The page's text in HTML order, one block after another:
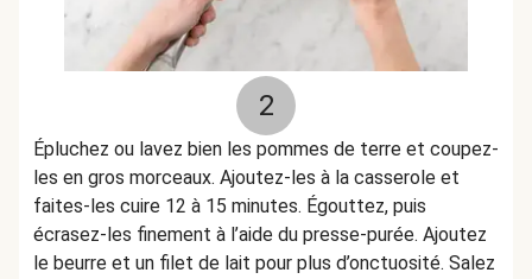
2
Épluchez ou lavez bien les pommes de terre et coupez-
les en gros morceaux. Ajoutez-les à la casserole et
faites-les cuire 12 à 15 minutes. Égouttez, puis
écrasez-les finement à l’aide du presse-purée. Ajoutez
le beurre et un filet de lait pour plus d’onctuosité. Salez